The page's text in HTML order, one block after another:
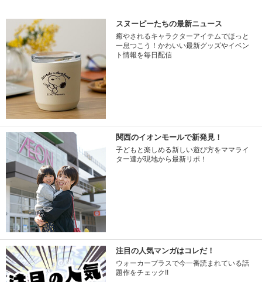
スヌーピーたちの最新ニュース
癒やされるキャラクターアイテムでほっと
一息つこう！かわいい最新グッズやイベン
ト情報を毎日配信
関西のイオンモールで新発見！
子どもと楽しめる新しい遊び方をママライ
ター達が現地から最新リポ！
注目の人気マンガはコレだ！
ウォーカープラスで今一番読まれている話
題作をチェック!!